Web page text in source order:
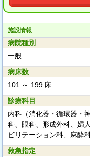
施設情報
病院種別
一般
病床数
101 ～ 199 床
診療科目
内科（消化器・循環器・
科、眼科、形成外科、婦
ビリテーション科、麻酔
救急指定